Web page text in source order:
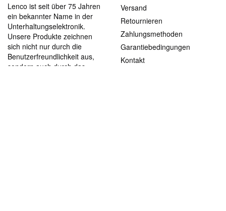
Lenco ist seit über 75 Jahren
ein bekannter Name in der
Unterhaltungselektronik.
Unsere Produkte zeichnen
sich nicht nur durch die
Benutzerfreundlichkeit aus,
sondern auch durch das
Versand
Retournieren
Zahlungsmethoden
Garantiebedingungen
Kontakt